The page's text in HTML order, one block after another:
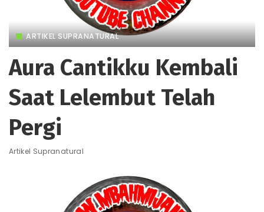
ARTIKEL SUPRANATURAL
Aura Cantikku Kembali
Saat Lelembut Telah
Pergi
Artikel Supranatural